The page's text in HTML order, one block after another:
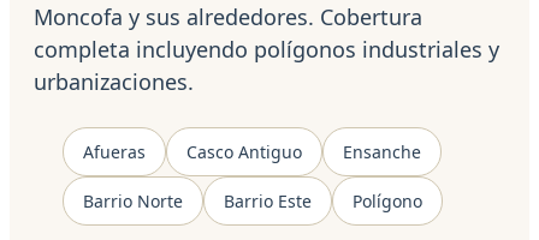
Moncofa y sus alrededores. Cobertura
completa incluyendo polígonos industriales y
urbanizaciones.
Afueras Casco Antiguo Ensanche
Barrio Norte Barrio Este Polígono